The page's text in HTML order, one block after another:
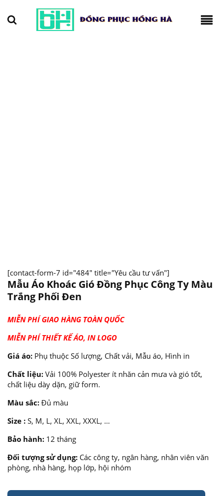
[contact-form-7 id="484" title="Yêu cầu tư vấn"]
Mẫu Áo Khoác Gió Đồng Phục Công Ty Màu
Trắng Phối Đen
MIỄN PHÍ GIAO HÀNG TOÀN QUỐC
MIỄN PHÍ THIẾT KẾ ÁO, IN LOGO
Giá áo: Phụ thuộc Số lượng, Chất vải, Mẫu áo, Hình in
Chất liệu: Vải 100% Polyester ít nhăn cản mưa và gió tốt,
chất liệu dày dặn, giữ form.
Màu sắc: Đủ màu
Size : S, M, L, XL, XXL, XXXL, …
Bảo hành: 12 tháng
Đối tượng sử dụng: Các công ty, ngân hàng, nhân viên văn
phòng, nhà hàng, họp lớp, hội nhóm